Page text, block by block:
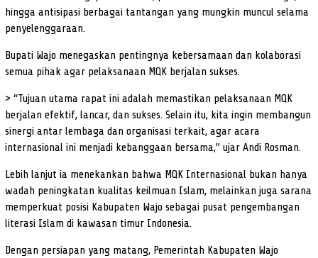
hingga antisipasi berbagai tantangan yang mungkin muncul selama
penyelenggaraan.
Bupati Wajo menegaskan pentingnya kebersamaan dan kolaborasi
semua pihak agar pelaksanaan MQK berjalan sukses.
> “Tujuan utama rapat ini adalah memastikan pelaksanaan MQK
berjalan efektif, lancar, dan sukses. Selain itu, kita ingin membangun
sinergi antar lembaga dan organisasi terkait, agar acara
internasional ini menjadi kebanggaan bersama,” ujar Andi Rosman.
Lebih lanjut ia menekankan bahwa MQK Internasional bukan hanya
wadah peningkatan kualitas keilmuan Islam, melainkan juga sarana
memperkuat posisi Kabupaten Wajo sebagai pusat pengembangan
literasi Islam di kawasan timur Indonesia.
Dengan persiapan yang matang, Pemerintah Kabupaten Wajo